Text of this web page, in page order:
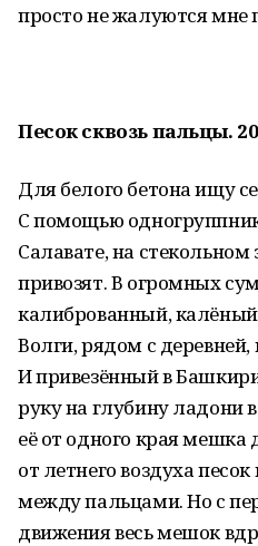
просто не жалуются мне
Песок сквозь пальцы.
Для белого бетона ищу
С помощью
Салавате, на стекольном
привозят. В огромных
калиброванный,
Волги, рядом с деревней,
И привезённый в
руку на глубину ладони
её от одного края мешка
от летнего воздуха
между пальцами. Но с
движения весь мешок